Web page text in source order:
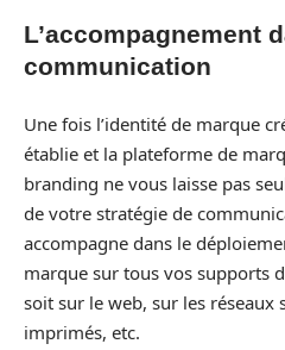
L’accompagnement
communication
Une fois l’identité de marque
établie et la plateforme de
branding ne vous laisse pas
de votre stratégie de
accompagne dans le
marque sur tous vos supports
soit sur le web, sur les réseaux
imprimés, etc.